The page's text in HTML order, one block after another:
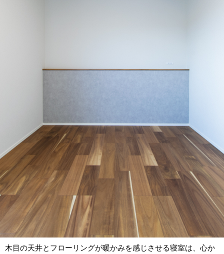
木目の天井とフローリングが暖かみを感じさせる寝室は、心か